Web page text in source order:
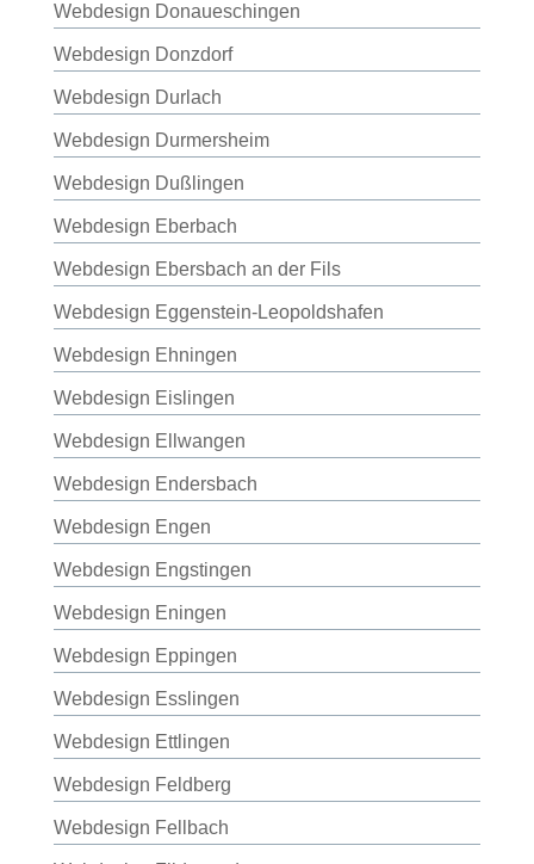
Webdesign Donaueschingen
Webdesign Donzdorf
Webdesign Durlach
Webdesign Durmersheim
Webdesign Dußlingen
Webdesign Eberbach
Webdesign Ebersbach an der Fils
Webdesign Eggenstein-Leopoldshafen
Webdesign Ehningen
Webdesign Eislingen
Webdesign Ellwangen
Webdesign Endersbach
Webdesign Engen
Webdesign Engstingen
Webdesign Eningen
Webdesign Eppingen
Webdesign Esslingen
Webdesign Ettlingen
Webdesign Feldberg
Webdesign Fellbach